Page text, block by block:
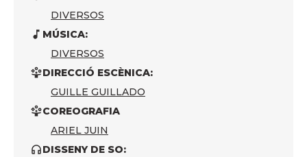
DIVERSOS
MÚSICA:
DIVERSOS
DIRECCIÓ ESCÈNICA:
GUILLE GUILLADO
COREOGRAFIA
ARIEL JUIN
DISSENY DE SO: